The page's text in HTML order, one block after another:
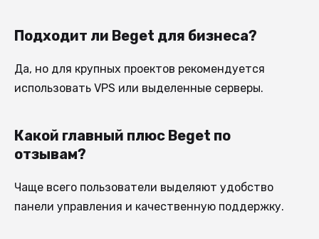
Подходит ли Beget для бизнеса?
Да, но для крупных проектов рекомендуется
использовать VPS или выделенные серверы.
Какой главный плюс Beget по
отзывам?
Чаще всего пользователи выделяют удобство
панели управления и качественную поддержку.